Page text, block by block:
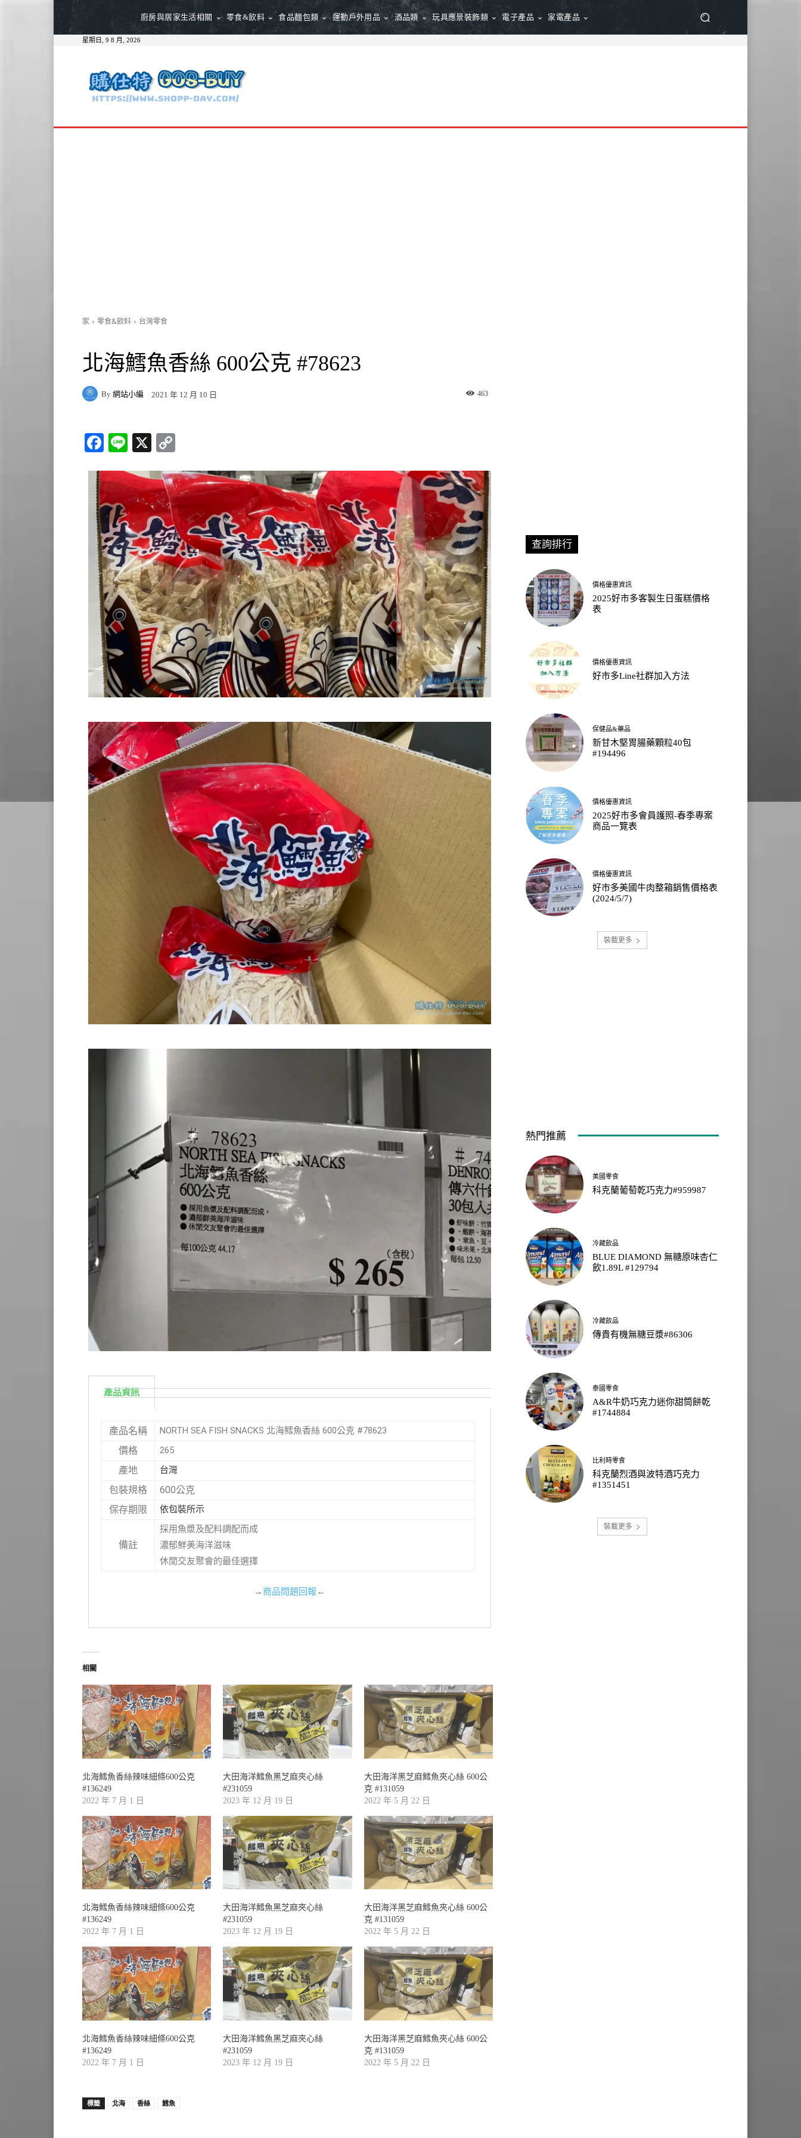
廚房與居家生活相關 零食&飲料 食品麵包類 運動戶外用品 酒品類 玩具應景裝飾類 電子產品 家電產品
星期日, 9 8 月, 2026
家 零食&飲料 台灣零食
北海鱈魚香絲 600公克 #78623
By 網站小編 2021 年 12 月 10 日 463
Fa
bo
ok
Li
X
y
Li
nk
產品資訊
產品名稱 NORTH SEA FISH SNACKS 北海鱈魚香絲 600公克 #78623
價格 265
產地 台灣
包裝規格 600公克
保存期限 依包裝所示
備註
採用魚漿及配料調配而成
濃郁鮮美海洋滋味
休閒交友聚會的最佳選擇
→ 商品問題回報 ←
相關
北海鱈魚香絲辣味細條600公克
#136249
2022 年 7 月 1 日
大田海洋鱈魚黑芝麻夾心絲
#231059
2023 年 12 月 19 日
大田海洋黑芝麻鱈魚夾心絲 600公
克 #131059
2022 年 5 月 22 日
北海鱈魚香絲辣味細條600公克
#136249
2022 年 7 月 1 日
大田海洋鱈魚黑芝麻夾心絲
#231059
2023 年 12 月 19 日
大田海洋黑芝麻鱈魚夾心絲 600公
克 #131059
2022 年 5 月 22 日
北海鱈魚香絲辣味細條600公克
#136249
2022 年 7 月 1 日
大田海洋鱈魚黑芝麻夾心絲
#231059
2023 年 12 月 19 日
大田海洋黑芝麻鱈魚夾心絲 600公
克 #131059
2022 年 5 月 22 日
標籤 北海 香絲 鱈魚
查詢排行
價格優惠資訊
2025好市多客製生日蛋糕價格
表
價格優惠資訊
好市多Line社群加入方法
保健品&藥品
新甘木堅胃腸藥顆粒40包
#194496
價格優惠資訊
2025好市多會員護照-春季專案
商品一覽表
價格優惠資訊
好市多美國牛肉整箱銷售價格表
(2024/5/7)
裝載更多
熱門推薦
美國零食
科克蘭葡萄乾巧克力#959987
冷藏飲品
BLUE DIAMOND 無糖原味杏仁
飲1.89L #129794
冷藏飲品
傳貴有機無糖豆漿#86306
泰國零食
A&R牛奶巧克力迷你甜筒餅乾
#1744884
比利時零食
科克蘭烈酒與波特酒巧克力
#1351451
裝載更多